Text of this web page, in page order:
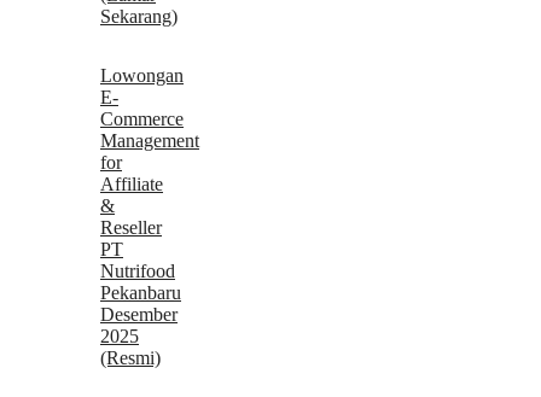
Sekarang)
Lowongan
E-
Commerce
Management
for
Affiliate
&
Reseller
PT
Nutrifood
Pekanbaru
Desember
2025
(Resmi)